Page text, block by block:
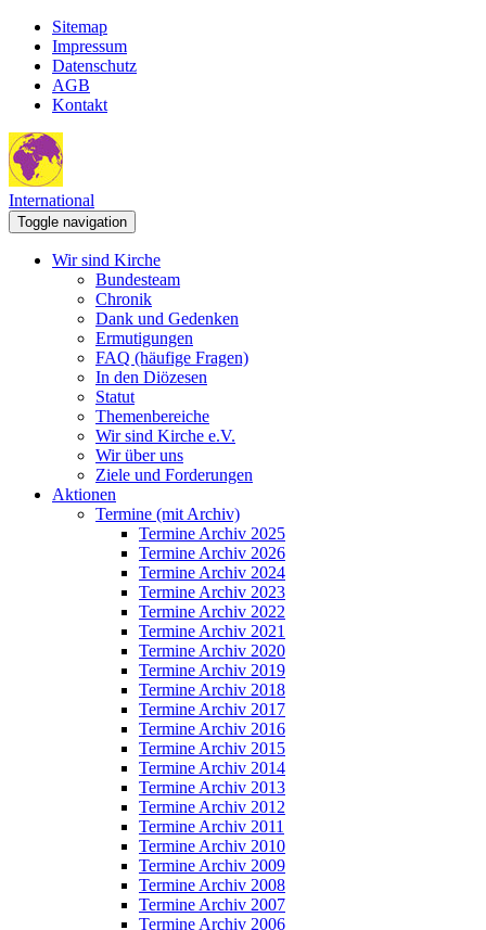
Sitemap
Impressum
Datenschutz
AGB
Kontakt
International
Toggle navigation
Wir sind Kirche
Bundesteam
Chronik
Dank und Gedenken
Ermutigungen
FAQ (häufige Fragen)
In den Diözesen
Statut
Themenbereiche
Wir sind Kirche e.V.
Wir über uns
Ziele und Forderungen
Aktionen
Termine (mit Archiv)
Termine Archiv 2025
Termine Archiv 2026
Termine Archiv 2024
Termine Archiv 2023
Termine Archiv 2022
Termine Archiv 2021
Termine Archiv 2020
Termine Archiv 2019
Termine Archiv 2018
Termine Archiv 2017
Termine Archiv 2016
Termine Archiv 2015
Termine Archiv 2014
Termine Archiv 2013
Termine Archiv 2012
Termine Archiv 2011
Termine Archiv 2010
Termine Archiv 2009
Termine Archiv 2008
Termine Archiv 2007
Termine Archiv 2006